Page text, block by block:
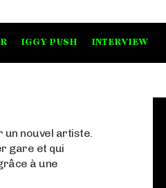
IGGY PUSH INTERVIEW
un nouvel artiste.
gare et qui
à une